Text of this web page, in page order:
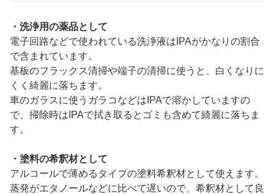
・洗浄用の薬品として
電子回路などで使われている洗浄液はIPAがかなりの割合
で含まれています。
基板のフラックス清掃や端子の清掃に使うと、白くなりに
くく綺麗に落ちます。
車のガラスに使うガラコなどはIPAで溶かしていますの
で、掃除時はIPAで拭き取るとゴミも含めて綺麗に落ちま
す。
・塗料の希釈材として
アルコールで薄めるタイプの塗料希釈材として使えます。
蒸発がエタノールなどに比べて遅いので、希釈材として良